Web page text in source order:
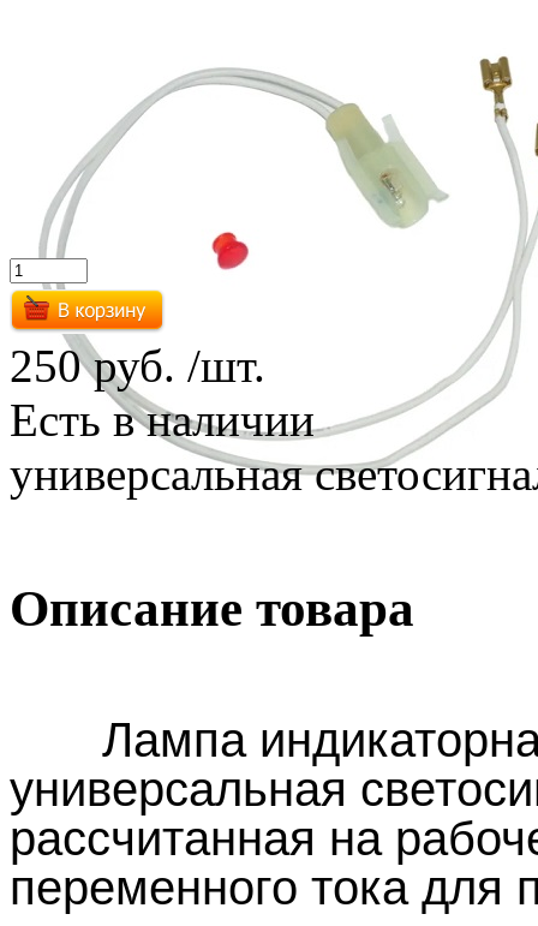
250 руб. /шт.
Есть в наличии
универсальная
Описание товара
Лампа
универсальная
рассчитанная на
переменного тока